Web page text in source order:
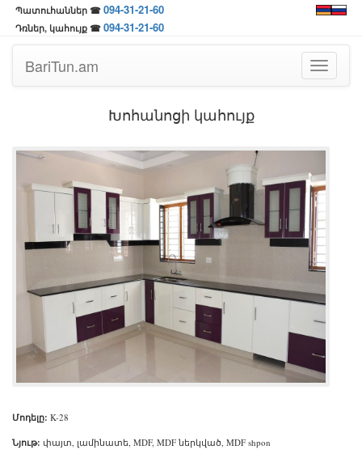
Պատուհաններ ☎ 094-31-21-60
Դռներ, կահույք ☎ 094-31-21-60
Toggle
BariTun.am
Խոհանոցի կահույք
Մոդելը: K-28
Նյութ: փայտ, լամինատե, MDF, MDF ներկված, MDF shpon